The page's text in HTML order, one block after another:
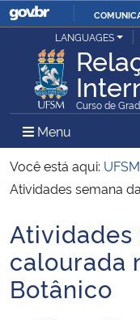
Ministério da Justiça e
Ministério da Defesa
Ministério das Relações
Ministério da Infraestrutura
Ministério da Agricultura,
LANGUAGES
Curso de
Menu Menu
Você está aqui: UFSM
Atividades semana
Início do conteúdo
Atividades
calourada
Botânico